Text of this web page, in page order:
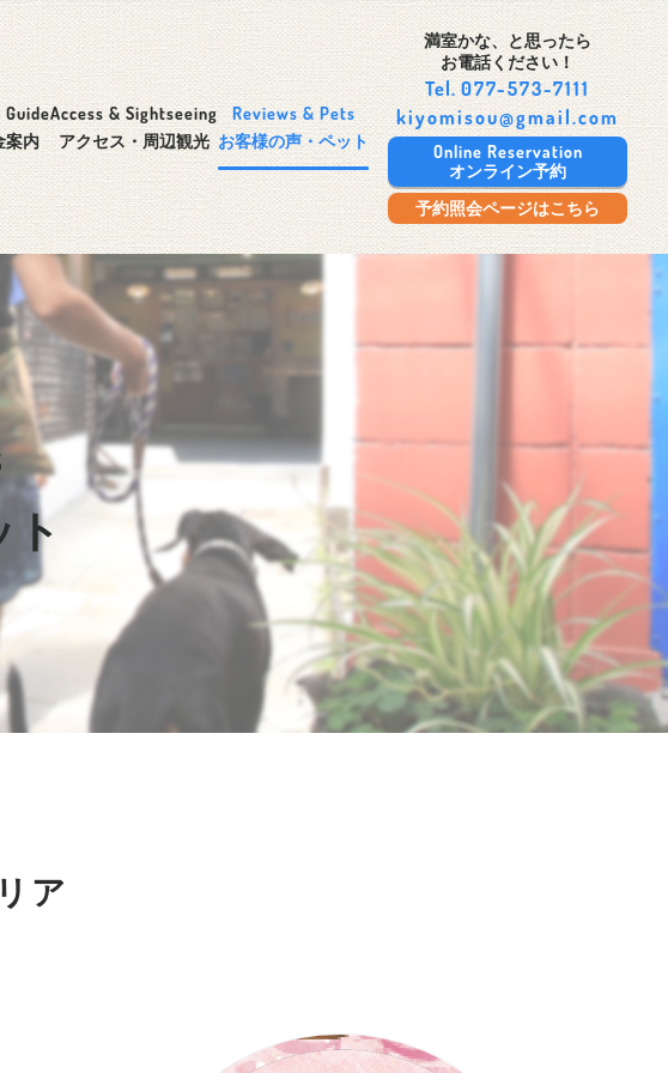
Guide
案内
Access & Sightseeing
アクセス・周辺観光
Reviews & Pets
お客様の声・ペット
満室かな、と思ったら
お電話ください！
Tel.077-573-7111
kiyomisou@gmail.com
Online Reservation
オンライン予約
予約照会ページはこちら
ト
ア